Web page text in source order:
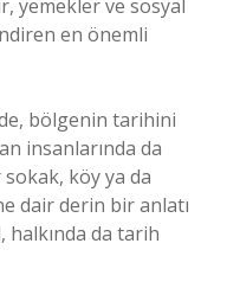
yemekler ve sosyal
en önemli
bölgenin tarihini
insanlarında da
köy ya da
dair derin bir anlatı
halkında da tarih